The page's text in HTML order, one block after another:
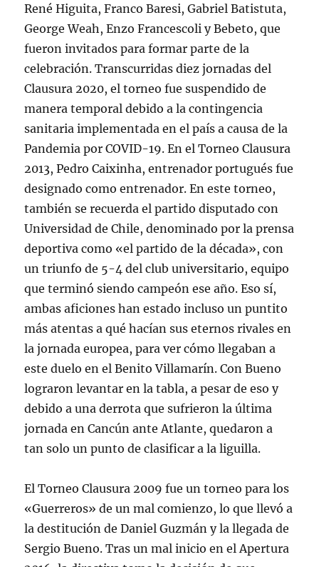
René Higuita, Franco Baresi, Gabriel Batistuta,
George Weah, Enzo Francescoli y Bebeto, que
fueron invitados para formar parte de la
celebración. Transcurridas diez jornadas del
Clausura 2020, el torneo fue suspendido de
manera temporal debido a la contingencia
sanitaria implementada en el país a causa de la
Pandemia por COVID-19. En el Torneo Clausura
2013, Pedro Caixinha, entrenador portugués fue
designado como entrenador. En este torneo,
también se recuerda el partido disputado con
Universidad de Chile, denominado por la prensa
deportiva como «el partido de la década», con
un triunfo de 5-4 del club universitario, equipo
que terminó siendo campeón ese año. Eso sí,
ambas aficiones han estado incluso un puntito
más atentas a qué hacían sus eternos rivales en
la jornada europea, para ver cómo llegaban a
este duelo en el Benito Villamarín. Con Bueno
lograron levantar en la tabla, a pesar de eso y
debido a una derrota que sufrieron la última
jornada en Cancún ante Atlante, quedaron a
tan solo un punto de clasificar a la liguilla.
El Torneo Clausura 2009 fue un torneo para los
«Guerreros» de un mal comienzo, lo que llevó a
la destitución de Daniel Guzmán y la llegada de
Sergio Bueno. Tras un mal inicio en el Apertura